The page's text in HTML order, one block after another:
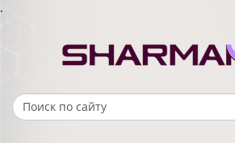
.
Search form